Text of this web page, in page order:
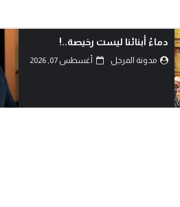
بين حكمة السياسة وأحقاد البدو:
كيف تُدار المعارك بعقول العلماء
لا بغيرة ا...